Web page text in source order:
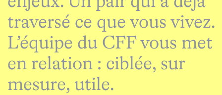
traversé ce que vous vivez.
L’équipe du CFF vous met
en relation : ciblée, sur
mesure, utile.